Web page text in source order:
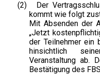
(2)
Der
kommt wie folgt
Mit Absenden der
„Jetzt
der Teilnehmer ein
hinsichtlich
Veranstaltung ab.
Bestätigung des